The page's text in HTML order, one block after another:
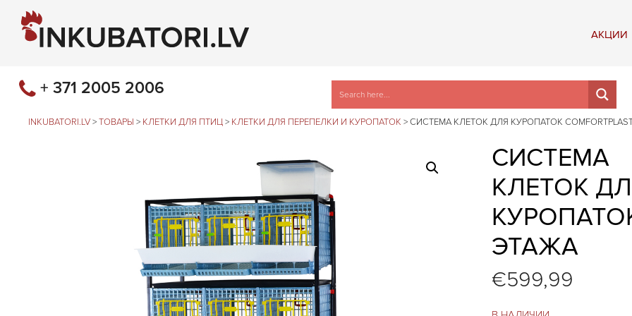
АКЦИИ
+ 371 2005 2006
INKUBATORI.LV > ТОВАРЫ > КЛЕТКИ ДЛЯ ПТИЦ > КЛЕТКИ ДЛЯ ПЕРЕПЕЛКИ И КУРОПАТОК > СИСТЕМА КЛЕТОК ДЛЯ КУРОПАТОК
СИСТЕМА
КЛЕТОК
КУРОПАТОК
ЭТАЖА
€599,99